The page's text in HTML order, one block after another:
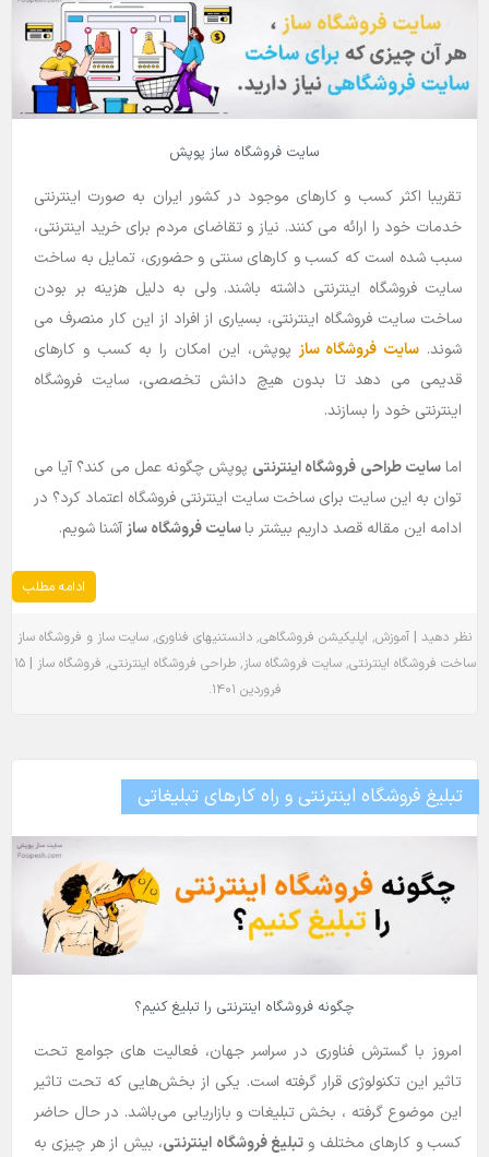
سایت فروشگاه ساز پوپش
تقریبا اکثر کسب و کارهای موجود در کشور ایران به صورت اینترنتی
خدمات خود را ارائه می کنند. نیاز و تقاضای مردم برای خرید اینترنتی،
سبب شده است که کسب و کارهای سنتی و حضوری، تمایل به ساخت
سایت فروشگاه اینترنتی داشته باشند. ولی به دلیل هزینه بر بودن
ساخت سایت فروشگاه اینترنتی، بسیاری از افراد از این کار منصرف می
شوند. سایت فروشگاه ساز پوپش، این امکان را به کسب و کارهای
قدیمی می دهد تا بدون هیچ دانش تخصصی، سایت فروشگاه
اینترنتی خود را بسازند.
اماسایت طراحی فروشگاه اینترنتی پوپش چگونه عمل می کند؟ آیا می
توان به این سایت برای ساخت سایت اینترنتی فروشگاه اعتماد کرد؟ در
ادامه این مقاله قصد داریم بیشتر باسایت فروشگاه ساز آشنا شویم.
ادامه مطلب
نظر دهید | آموزش٬ اپلیکیشن فروشگاهی٬ دانستنیهای فناوری٬ سایت ساز و فروشگاه ساز
ساخت فروشگاه اینترنتی٬ سایت فروشگاه ساز٬ طراحی فروشگاه اینترنتی٬ فروشگاه ساز |۱۵
فروردین ۱۴۰۱
.
تبلیغ فروشگاه اینترنتی و راه کارهای تبلیغاتی
چگونه فروشگاه اینترنتی را تبلیغ کنیم؟
امروز با گسترش فناوری در سراسر جهان، فعالیت های جوامع تحت
تاثیر این تکنولوژی قرار گرفته است. یکی از بخش‌هایی که تحت تاثیر
این موضوع گرفته ، بخش تبلیغات و بازاریابی می‌باشد. در حال حاضر
کسب و کارهای مختلف وتبلیغ فروشگاه اینترنتی، بیش از هر چیزی به